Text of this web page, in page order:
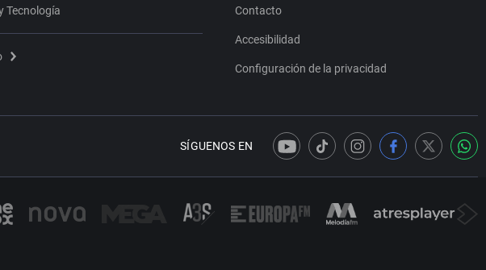
Tecnología Contacto
Accesibilidad
Configuración de la privacidad
SÍGUENOS EN